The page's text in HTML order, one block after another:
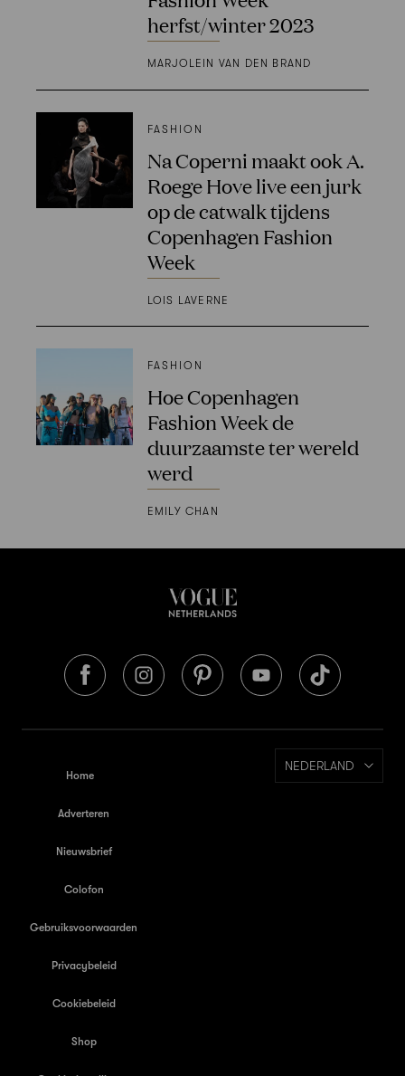
herfst/winter 2023
MARJOLEIN VAN DEN BRAND
FASHION
Na Coperni maakt ook A.
Roege Hove live een jurk
op de catwalk tijdens
Copenhagen Fashion
Week
LOIS LAVERNE
FASHION
Hoe Copenhagen
Fashion Week de
duurzaamste ter wereld
werd
EMILY CHAN
Home
Adverteren
Nieuwsbrief
Colofon
Gebruiksvoorwaarden
Privacybeleid
Cookiebeleid
Shop
NEDERLAND